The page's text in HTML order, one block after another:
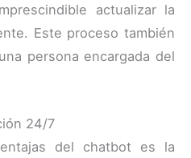
actualizar la
Este proceso también
persona encargada del
24/7
del chatbot es la